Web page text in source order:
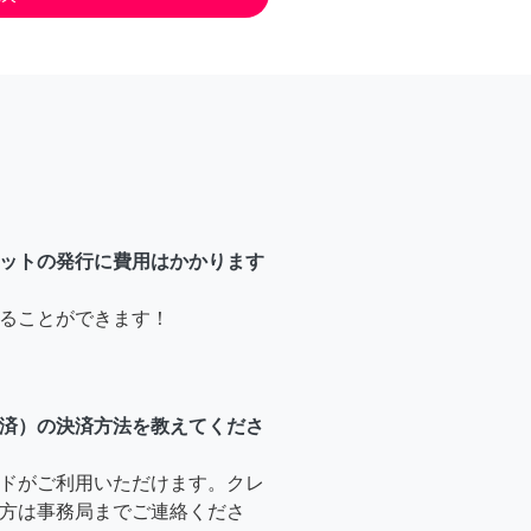
トの発行に費用はかかります
ことができます！
）の決済方法を教えてくださ
がご利用いただけます。クレ
は事務局までご連絡くださ